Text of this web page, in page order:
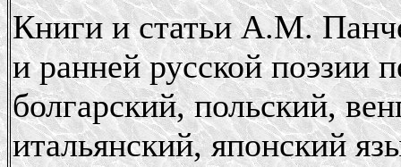
Книги и статьи А.М.
и ранней русской поэзии
болгарский, польский,
итальянский, японский